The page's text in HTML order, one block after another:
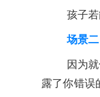
孩子
场景
因为
露了你错误